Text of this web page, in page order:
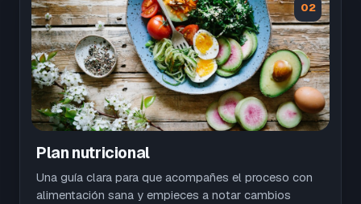
02
Plan nutricional
Una guía clara para que acompañes el proceso con
alimentación sana y empieces a notar cambios